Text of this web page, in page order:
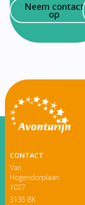
Neem contact
op
CONTACT
Van
Hogendorplaan
1027
3135 BK